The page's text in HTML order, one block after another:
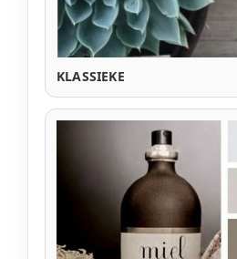
KLASSIEKE